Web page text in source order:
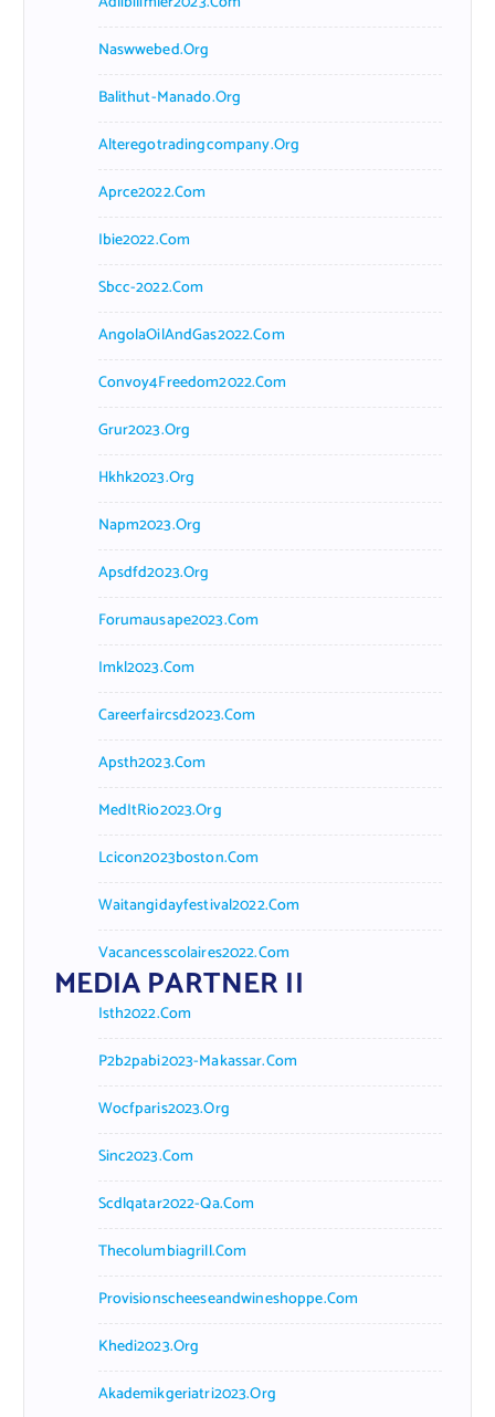
Naswwebed.org
Balithut-Manado.org
Alteregotradingcompany.org
Aprce2022.com
Ibie2022.com
Sbcc-2022.com
AngolaOilAndGas2022.com
Convoy4Freedom2022.com
Grur2023.org
Hkhk2023.org
Napm2023.org
Apsdfd2023.org
Forumausape2023.com
Imkl2023.com
Careerfaircsd2023.com
Apsth2023.com
MedItRio2023.org
Lcicon2023boston.com
Waitangidayfestival2022.com
Vacancesscolaires2022.com
MEDIA PARTNER II
Isth2022.com
P2b2pabi2023-Makassar.com
Wocfparis2023.org
Sinc2023.com
Scdlqatar2022-Qa.com
Thecolumbiagrill.com
Provisionscheeseandwineshoppe.com
Khedi2023.org
Akademikgeriatri2023.org